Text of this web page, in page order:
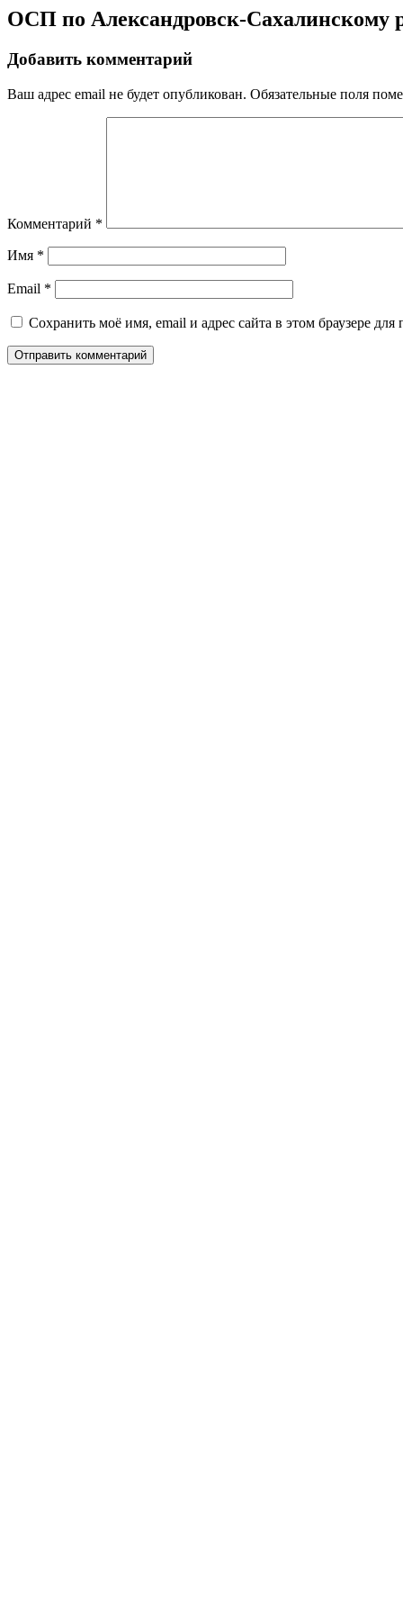
ОСП по Александровск-Сахалинскому
Добавить комментарий
Ваш адрес email не будет опубликован. Обязательные поля
Комментарий *
Имя *
Email *
Сохранить моё имя, email и адрес сайта в этом браузере